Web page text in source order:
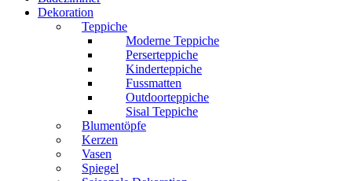
Dekoration
Teppiche
Moderne Teppiche
Perserteppiche
Kinderteppiche
Fussmatten
Outdoorteppiche
Sisal Teppiche
Blumentöpfe
Kerzen
Vasen
Spiegel